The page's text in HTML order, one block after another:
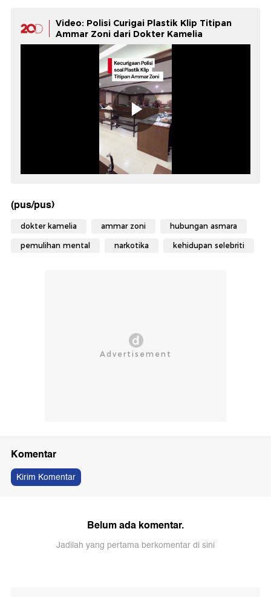
Video: Polisi Curigai Plastik Klip Titipan
Ammar Zoni dari Dokter Kamelia
(pus/pus)
dokter kamelia ammar zoni hubungan asmara
pemulihan mental narkotika kehidupan selebriti
Komentar
Kirim Komentar
Belum ada komentar.
Jadilah yang pertama berkomentar di sini